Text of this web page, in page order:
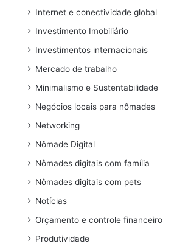
Internet e conectividade global
Investimento Imobiliário
Investimentos internacionais
Mercado de trabalho
Minimalismo e Sustentabilidade
Negócios locais para nômades
Networking
Nômade Digital
Nômades digitais com família
Nômades digitais com pets
Notícias
Orçamento e controle financeiro
Produtividade